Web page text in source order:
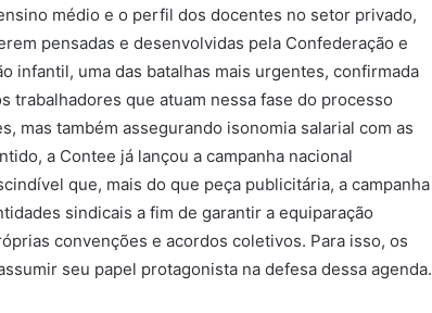
médio e o perfil dos docentes no setor privado,
pensadas e desenvolvidas pela Confederação e
infantil, uma das batalhas mais urgentes, confirmada
trabalhadores que atuam nessa fase do processo
mas também assegurando isonomia salarial com as
a Contee já lançou a campanha nacional
que, mais do que peça publicitária, a campanha
sindicais a fim de garantir a equiparação
convenções e acordos coletivos. Para isso, os
seu papel protagonista na defesa dessa agenda.